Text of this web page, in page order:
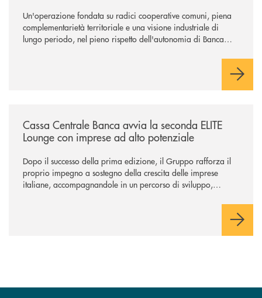
Un'operazione fondata su radici cooperative comuni, piena
complementarietà territoriale e una visione industriale di
lungo periodo, nel pieno rispetto dell'autonomia di Banca
negoziazione esclusiva per la finalizzazione dell’operazione.
Cassa Centrale Banca avvia la seconda ELITE
Lounge con imprese ad alto potenziale
Dopo il successo della prima edizione, il Gruppo rafforza il
proprio impegno a sostegno della crescita delle imprese
italiane, accompagnandole in un percorso di sviluppo,